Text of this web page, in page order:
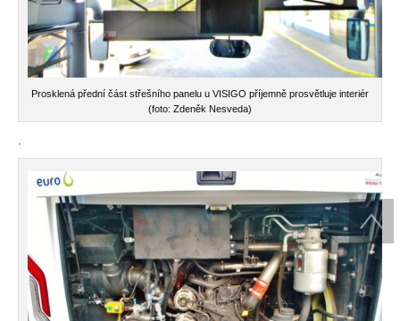
Prosklená přední část střešního panelu u VISIGO příjemně prosvětluje interiér
(foto: Zdeněk Nesveda)